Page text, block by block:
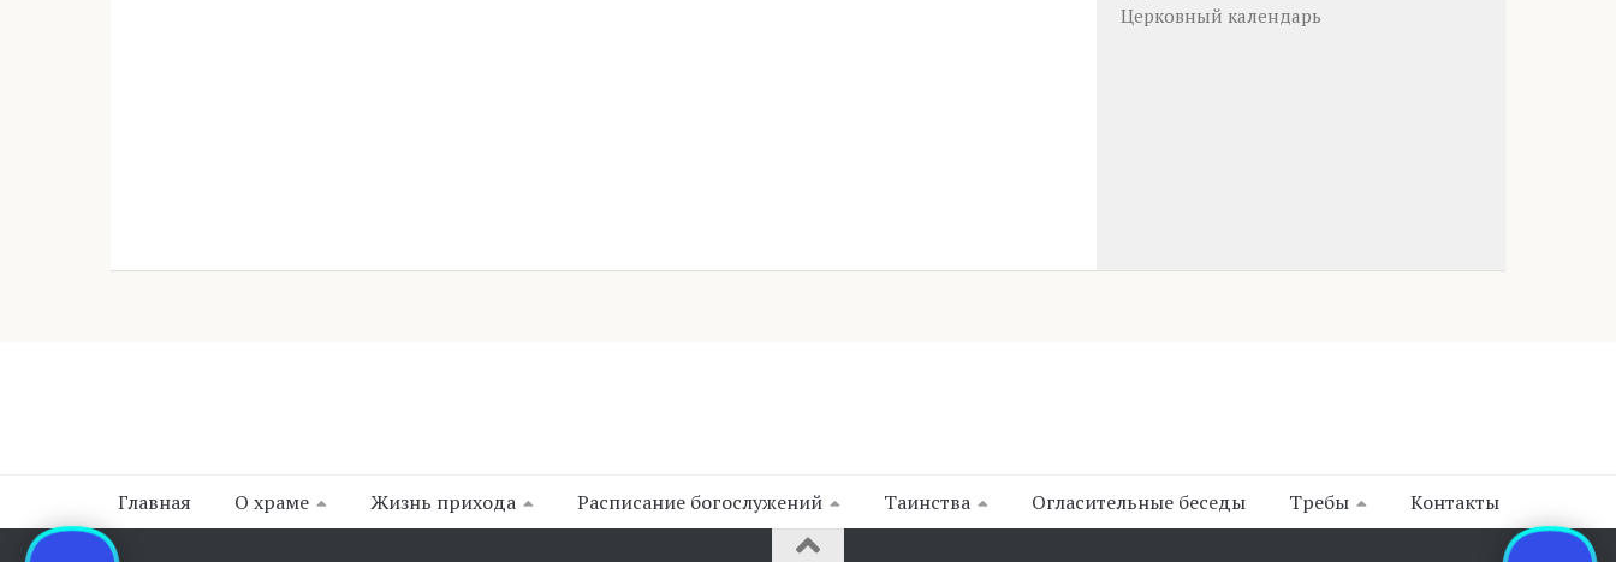
Церковный календарь
Главная О храме Жизнь прихода Расписание богослужений Таинства Огласительные беседы Требы Контакты